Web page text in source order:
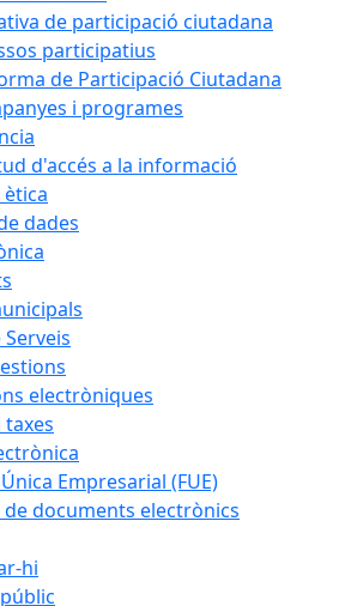
de participació ciutadana
participatius
de Participació Ciutadana
i programes
d'accés a la informació
ètica
dades
electròniques
Empresarial (FUE)
documents electrònics
hi